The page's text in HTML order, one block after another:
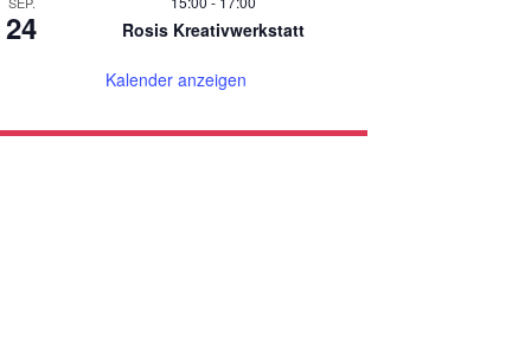
24 Rosis Kreativwerkstatt
Kalender anzeigen